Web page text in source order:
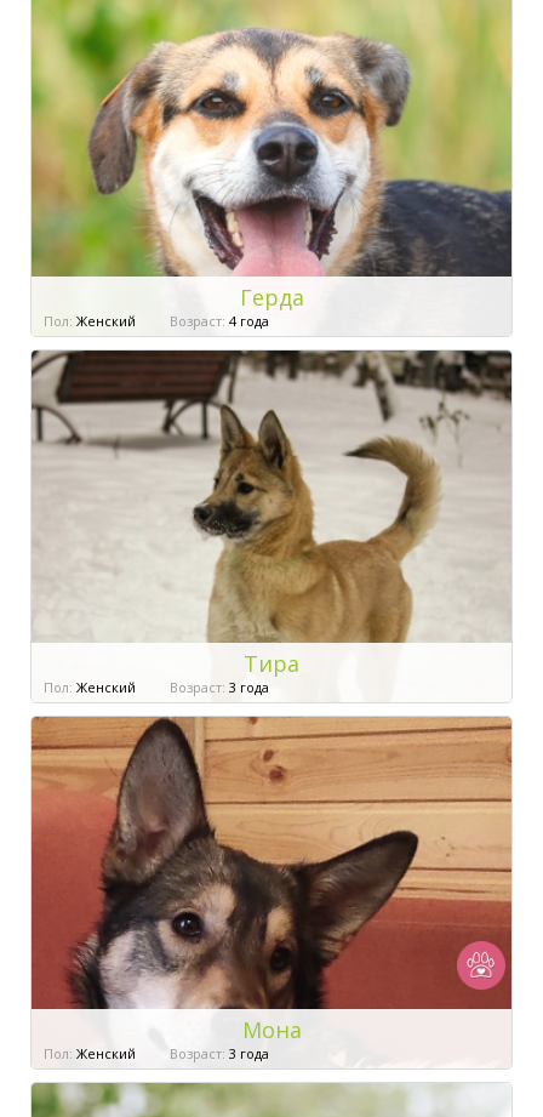
Герда
Пол: Женский Возраст: 4 года
Тира
Пол: Женский Возраст: 3 года
Мона
Пол: Женский Возраст: 3 года